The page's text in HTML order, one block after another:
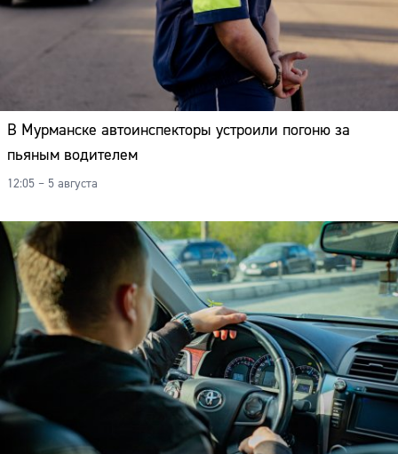
В Мурманске автоинспекторы устроили погоню за
пьяным водителем
12:05 – 5 августа